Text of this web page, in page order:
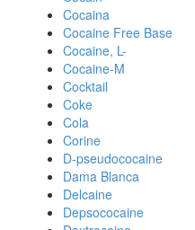
Cocaina
Cocaine Free Base
Cocaine, L-
Cocaine-M
Cocktail
Coke
Cola
Corine
D-pseudococaine
Dama Blanca
Delcaine
Depsococaine